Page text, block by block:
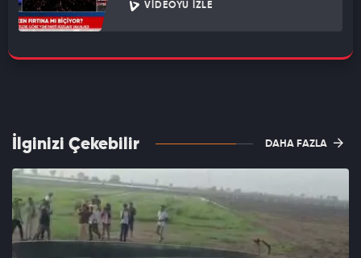
VIDEOYU İZLE
İlginizi Çekebilir DAHA FAZLA